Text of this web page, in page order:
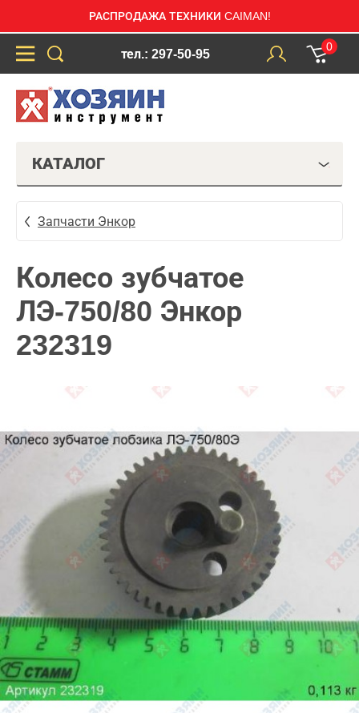
РАСПРОДАЖА ТЕХНИКИ CAIMAN!
тел.: 297-50-95
0
КАТАЛОГ
Запчасти Энкор
Колесо зубчатое
ЛЭ-750/80 Энкор
232319